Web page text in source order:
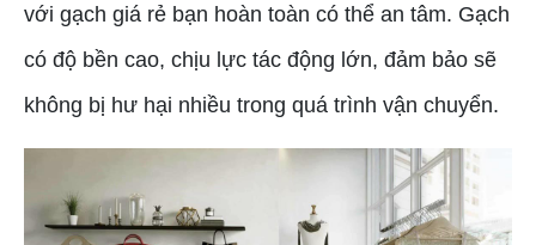
với gạch giá rẻ bạn hoàn toàn có thể an tâm. Gạch
có độ bền cao, chịu lực tác động lớn, đảm bảo sẽ
không bị hư hại nhiều trong quá trình vận chuyển.